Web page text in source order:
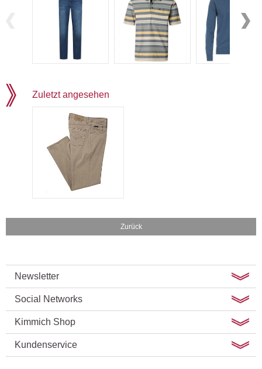
Zuletzt angesehen
Zurück
Newsletter
Social Networks
Kimmich Shop
Kundenservice